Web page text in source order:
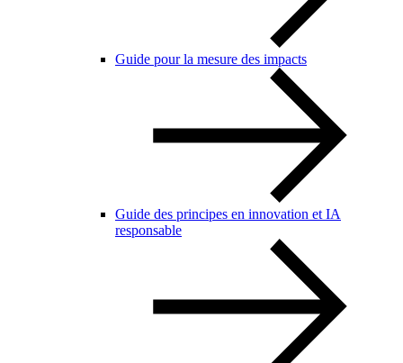
Guide pour la mesure des impacts
Guide des principes en innovation et IA
responsable